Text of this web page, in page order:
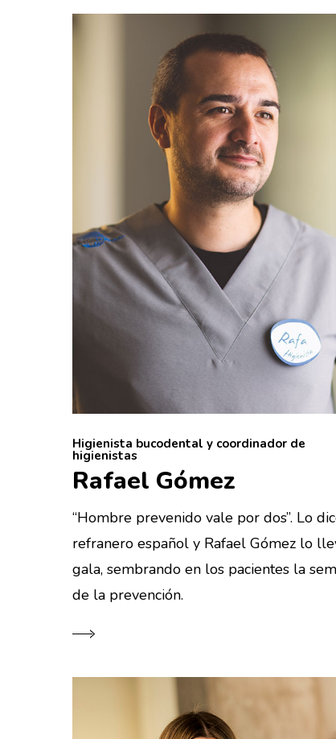
Higienista bucodental y coordinador de
higienistas
Rafael Gómez
“Hombre prevenido vale por dos”. Lo
refranero español y Rafael Gómez lo
gala, sembrando en los pacientes la
de la prevención.